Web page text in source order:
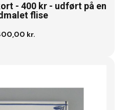
- 400 kr - udført på en
flise
kr.
i kurv